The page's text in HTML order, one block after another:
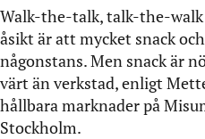
Walk-the-talk, talk-the-
åsikt är att mycket snack
någonstans. Men snack är
värt än verkstad, enligt
hållbara marknader på
Stockholm.